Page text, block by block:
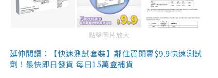
點擊圖片放大
延伸閱讀：【快速測試套裝】鄰住買開賣$9.9快速測試
劑！最快即日發貨 每日15萬盒補貨